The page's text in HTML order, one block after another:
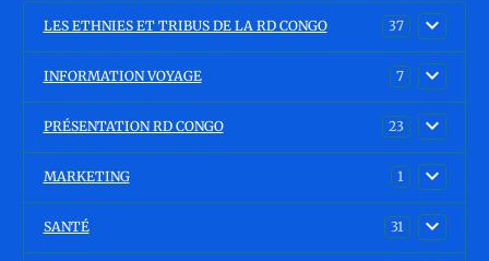
LES ETHNIES ET TRIBUS DE LA RD CONGO 37
INFORMATION VOYAGE 7
PRÉSENTATION RD CONGO 23
MARKETING 1
SANTÉ 31